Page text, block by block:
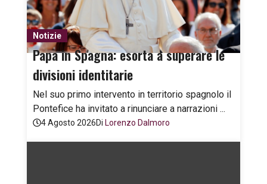
Notizie
Papa in Spagna: esorta a superare le
divisioni identitarie
Nel suo primo intervento in territorio spagnolo il
Pontefice ha invitato a rinunciare a narrazioni ...
4 Agosto 2026Di Lorenzo Dalmoro